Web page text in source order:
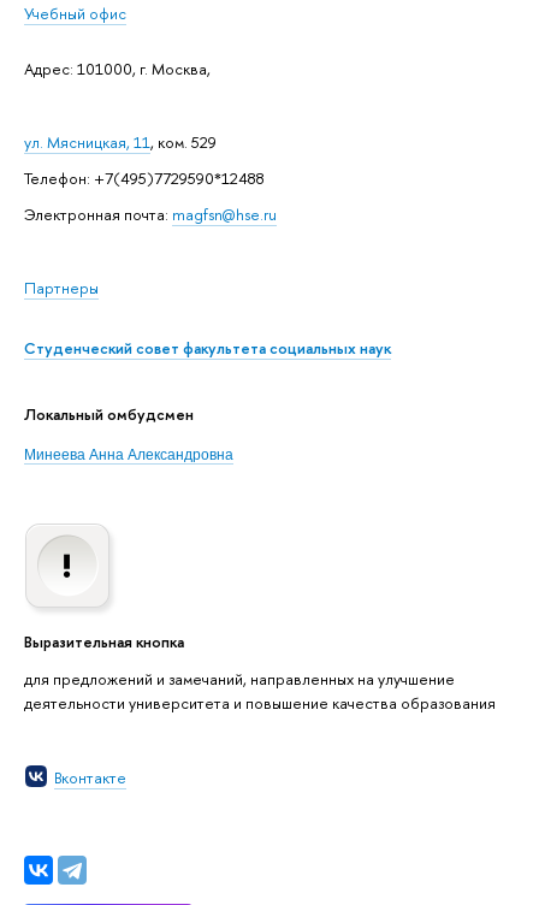
Учебный офис
Адрес: 101000, г. Москва,
ул. Мясницкая, 11 , ком. 529
Телефон: +7(495)7729590*12488
Электронная почта: magfsn@hse.ru
Партнеры
Студенческий совет факультета социальных наук
Локальный омбудсмен
Минеева Анна Александровна
Выразительная кнопка
для предложений и замечаний, направленных на улучшение
деятельности университета и повышение качества образования
Вконтакте